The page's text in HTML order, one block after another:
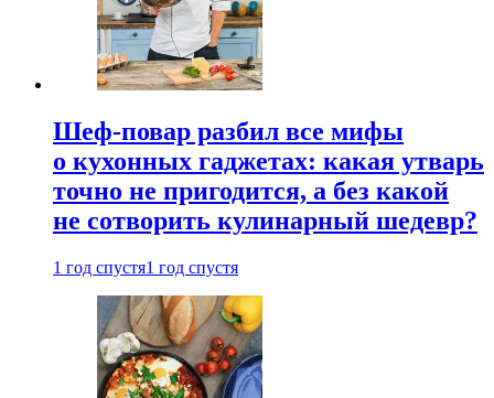
Шеф-повар разбил все мифы
о кухонных гаджетах: какая утварь
точно не пригодится, а без какой
не сотворить кулинарный шедевр?
1 год спустя1 год спустя